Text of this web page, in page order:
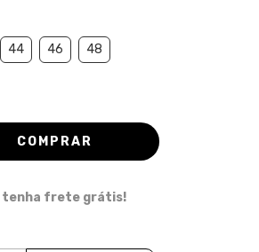
44 46 48
tenha frete grátis!